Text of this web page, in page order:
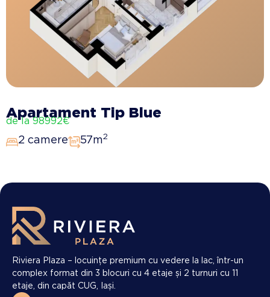
Apartament Tip Blue
de la 98992€
2 camere 57m2
Riviera Plaza – locuințe premium cu vedere la lac, într-un
complex format din 3 blocuri cu 4 etaje și 2 turnuri cu 11
etaje, din capăt CUG, Iași.